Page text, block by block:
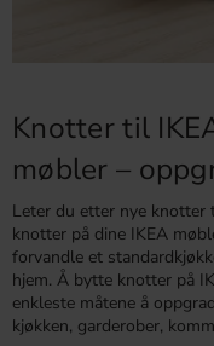
Knotter til
møbler –
Leter du etter nye knotter
knotter på dine IKEA
forvandle et
hjem. Å bytte knotter på
enkleste måtene å
kjøkken, garderober,